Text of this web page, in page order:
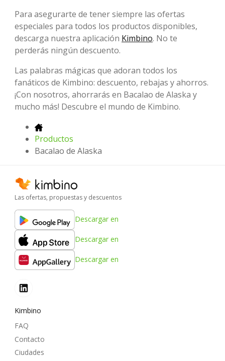
Para asegurarte de tener siempre las ofertas
especiales para todos los productos disponibles,
descarga nuestra aplicación Kimbino. No te
perderás ningún descuento.
Las palabras mágicas que adoran todos los
fanáticos de Kimbino: descuento, rebajas y ahorros.
¡Con nosotros, ahorrarás en Bacalao de Alaska y
mucho más! Descubre el mundo de Kimbino.
Productos
Bacalao de Alaska
Las ofertas, propuestas y descuentos
Descargar en
Descargar en
Descargar en
Kimbino
FAQ
Contacto
Ciudades